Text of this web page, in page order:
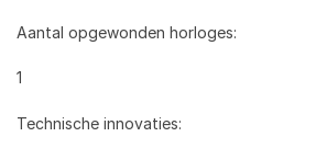
Aantal opgewonden horloges:
1
Technische innovaties: